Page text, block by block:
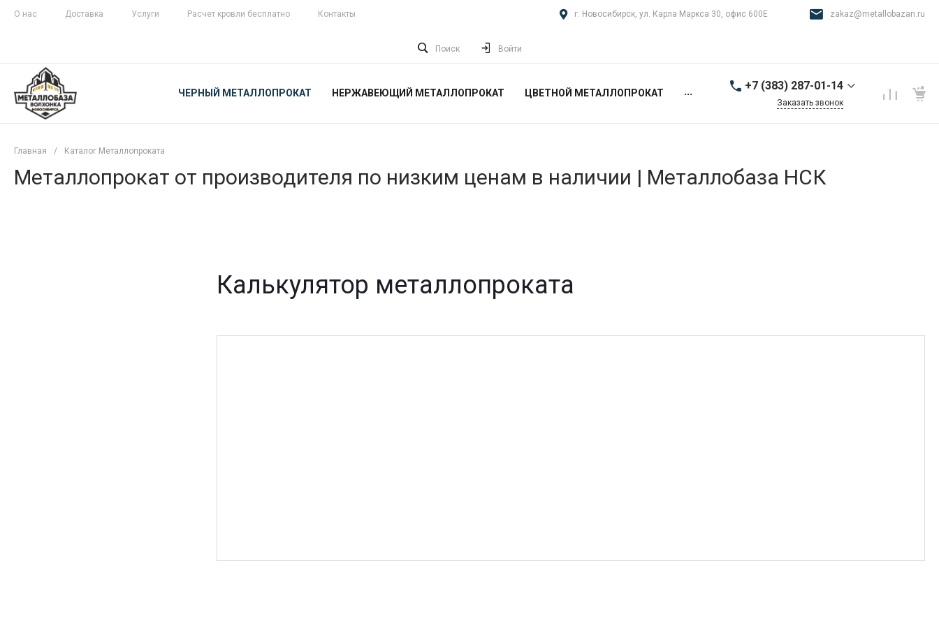
О нас Доставка Услуги Расчет кровли бесплатно Контакты г. Новосибирск, ул. Карла Маркса 30, офис 600Е zakaz@metallobazan.ru
Поиск Войти
ЧЕРНЫЙ МЕТАЛЛОПРОКАТ НЕРЖАВЕЮЩИЙ МЕТАЛЛОПРОКАТ ЦВЕТНОЙ МЕТАЛЛОПРОКАТ ... +7 (383) 287-01-14
9:00-18:00 пн-пт
Заказать звонок
Главная / Каталог Металлопроката
Металлопрокат от производителя по низким ценам в наличии | Металлобаза НСК
Калькулятор металлопроката